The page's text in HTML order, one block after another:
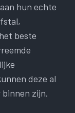
hun echte
beste
deze al
zijn.